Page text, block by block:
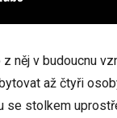
něj v budoucnu
až čtyři
se stolkem